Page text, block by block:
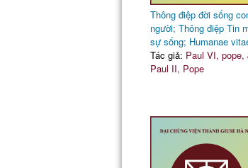
Thông điệp đời sống
người; Thông điệp Tin
sự sống; Humanae
Tác giả: Paul VI, pope,
Paul II, Pope